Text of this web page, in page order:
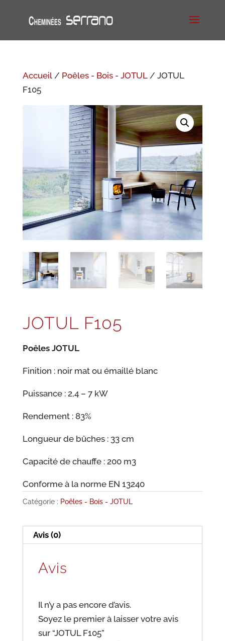
Accueil/ Poêles - Bois - JOTUL/ JOTUL
F105
JOTUL F105
Poêles JOTUL
Finition : noir mat ou émaillé blanc
Puissance : 2,4 – 7 kW
Rendement : 83%
Longueur de bûches : 33 cm
Capacité de chauffe : 200 m3
Conforme à la norme EN 13240
Catégorie : Poêles - Bois - JOTUL
Avis (0)
Avis
Il n’y a pas encore d’avis.
Soyez le premier à laisser votre avis
sur “JOTUL F105”